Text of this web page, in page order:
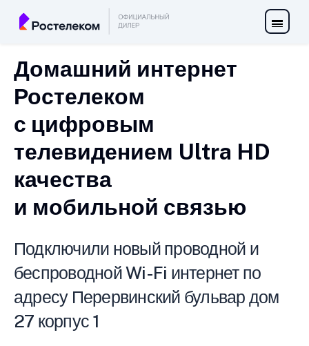
Домашний интернет
Ростелеком
с цифровым
телевидением Ultra HD
качества
и мобильной связью
Подключили новый проводной и
беспроводной Wi-Fi интернет по
адресу Перервинский бульвар дом
27 корпус 1